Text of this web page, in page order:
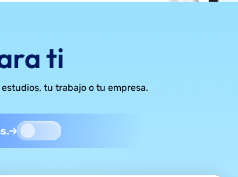
ti
tu trabajo o tu empresa.